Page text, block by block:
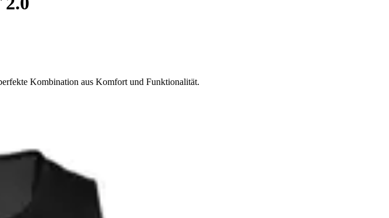
Kombination aus Komfort und Funktionalität.